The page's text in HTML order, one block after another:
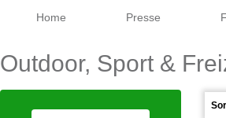
Home Presse
Outdoor, Sport &